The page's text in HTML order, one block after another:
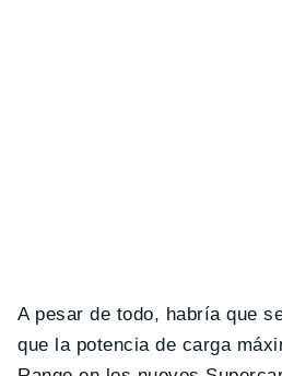
A pesar de todo, habría que
que la potencia de carga